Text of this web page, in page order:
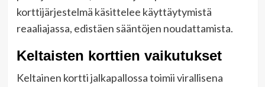
korttijärjestelmä käsittelee käyttäytymistä
reaaliajassa, edistäen sääntöjen noudattamista.
Keltaisten korttien vaikutukset
Keltainen kortti jalkapallossa toimii virallisena